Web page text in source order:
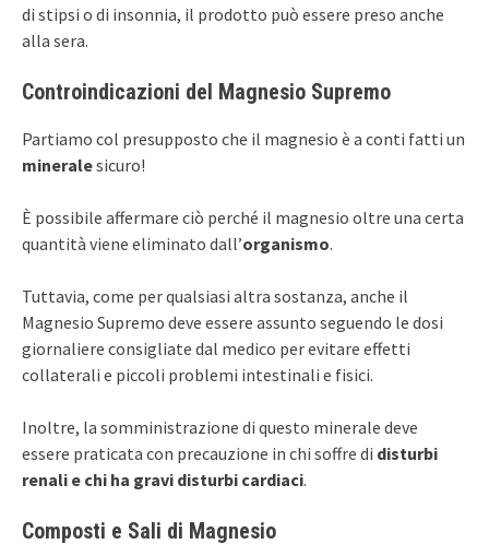
di stipsi o di insonnia, il prodotto può essere preso anche
alla sera.
Controindicazioni del Magnesio Supremo
Partiamo col presupposto che il magnesio è a conti fatti un
mineralesicuro!
È possibile affermare ciò perché il magnesio oltre una certa
quantità viene eliminato dall’organismo.
Tuttavia, come per qualsiasi altra sostanza, anche il
Magnesio Supremo deve essere assunto seguendo le dosi
giornaliere consigliate dal medico per evitare effetti
collaterali e piccoli problemi intestinali e fisici.
Inoltre, la somministrazione di questo minerale deve
essere praticata con precauzione in chi soffre di disturbi
renali e chi ha gravi disturbi cardiaci.
Composti e Sali di Magnesio